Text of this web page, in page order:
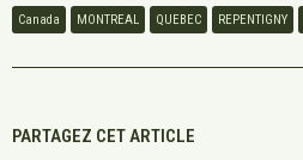
Canada MONTREAL QUEBEC REPENTIGNY
PARTAGEZ CET ARTICLE